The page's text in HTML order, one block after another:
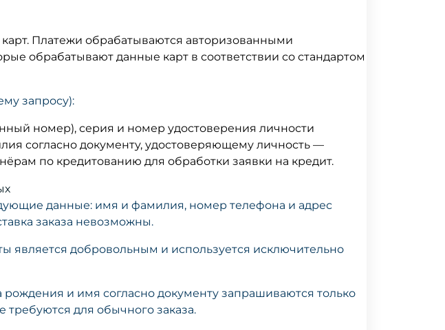
Платежи обрабатываются авторизованными
обрабатывают данные карт в соответствии со стандартом
запросу):
номер), серия и номер удостоверения личности
согласно документу, удостоверяющему личность —
по кредитованию для обработки заявки на кредит.
данные: имя и фамилия, номер телефона и адрес
заказа невозможны.
является добровольным и используется исключительно
рождения и имя согласно документу запрашиваются только
для обычного заказа.